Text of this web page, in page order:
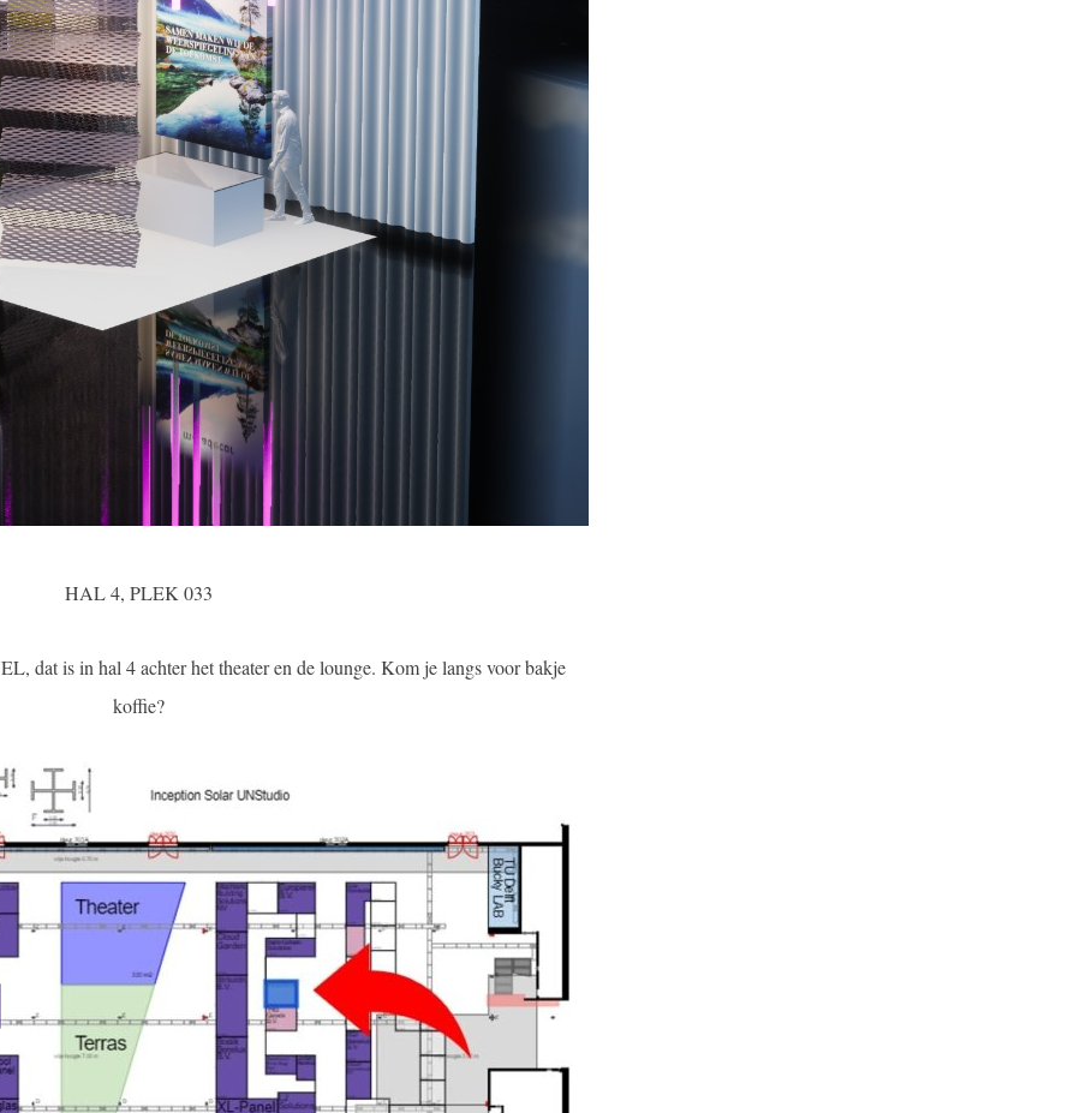
HAL 4, PLEK 033
dat is in hal 4 achter het theater en de lounge. Kom je langs voor bakje
koffie?